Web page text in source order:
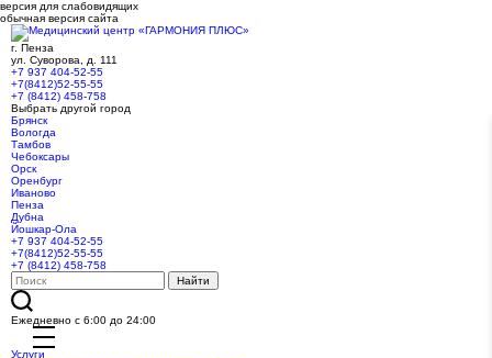
версия для слабовидящих
обычная версия сайта
г. Пенза
ул. Суворова, д. 111
+7 937 404-52-55
+7(8412)52-55-55
+7 (8412) 458-758
Выбрать другой город
Брянск
Вологда
Тамбов
Чебоксары
Орск
Оренбург
Иваново
Пенза
Дубна
Йошкар-Ола
+7 937 404-52-55
+7(8412)52-55-55
+7 (8412) 458-758
Ежедневно с 6:00 до 24:00
Услуги